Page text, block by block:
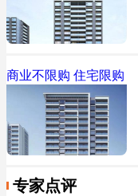
商业不限购 住宅限购
专家点评